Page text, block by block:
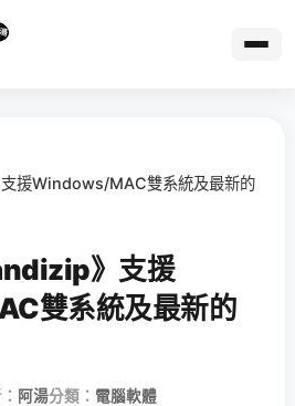
援Windows/MAC雙系統及最新的
》支援
雙系統及最新的
阿湯分類： 電腦軟體